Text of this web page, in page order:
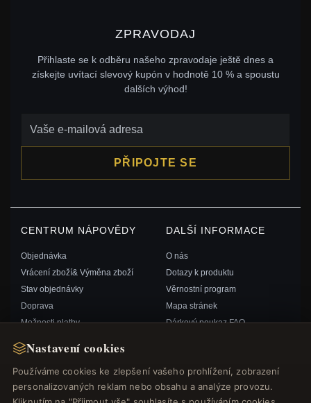
Nastavení cookies
Používáme cookies ke zlepšení vašeho prohlížení, zobrazení
personalizovaných reklam nebo obsahu a analýze provozu.
ZPRAVODAJ
Přihlaste se k odběru našeho zpravodaje ještě dnes a
získejte uvítací slevový kupón v hodnotě 10 % a spoustu
dalších výhod!
PŘIPOJTE SE
CENTRUM NÁPOVĚDY
Objednávka
Vrácení zboží& Výměna zboží
Stav objednávky
Doprava
Možnosti platby
Kontaktujte nás
DALŠÍ INFORMACE
O nás
Dotazy k produktu
Věrnostní program
Mapa stránek
Dárkový poukaz FAQ
RYCHLÉ ODKAZY SLEDUJTE NÁS